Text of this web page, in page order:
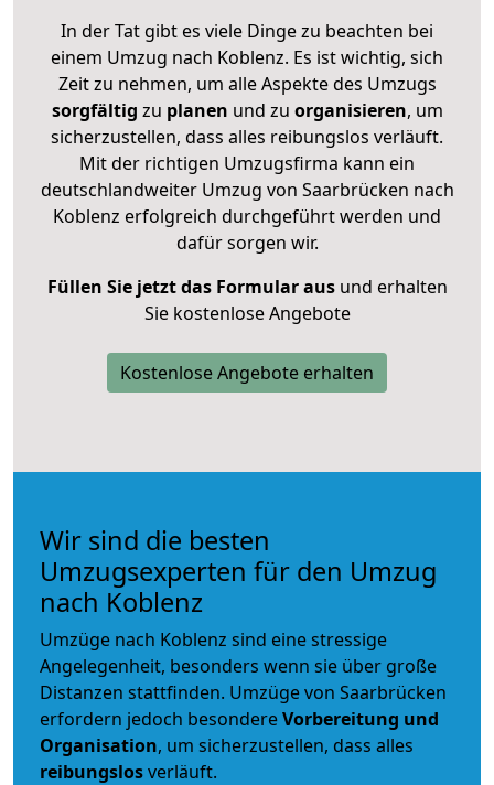
In der Tat gibt es viele Dinge zu beachten bei
einem Umzug nach Koblenz. Es ist wichtig, sich
Zeit zu nehmen, um alle Aspekte des Umzugs
sorgfältig zu planen und zu organisieren, um
sicherzustellen, dass alles reibungslos verläuft.
Mit der richtigen Umzugsfirma kann ein
deutschlandweiter Umzug von Saarbrücken nach
Koblenz erfolgreich durchgeführt werden und
dafür sorgen wir.
Füllen Sie jetzt das Formular ausund erhalten
Sie kostenlose Angebote
Kostenlose Angebote erhalten
Wir sind die besten
Umzugsexperten für den Umzug
nach Koblenz
Umzüge nach Koblenz sind eine stressige
Angelegenheit, besonders wenn sie über große
Distanzen stattfinden. Umzüge von Saarbrücken
erfordern jedoch besondereVorbereitung und
Organisation, um sicherzustellen, dass alles
reibungslosverläuft.